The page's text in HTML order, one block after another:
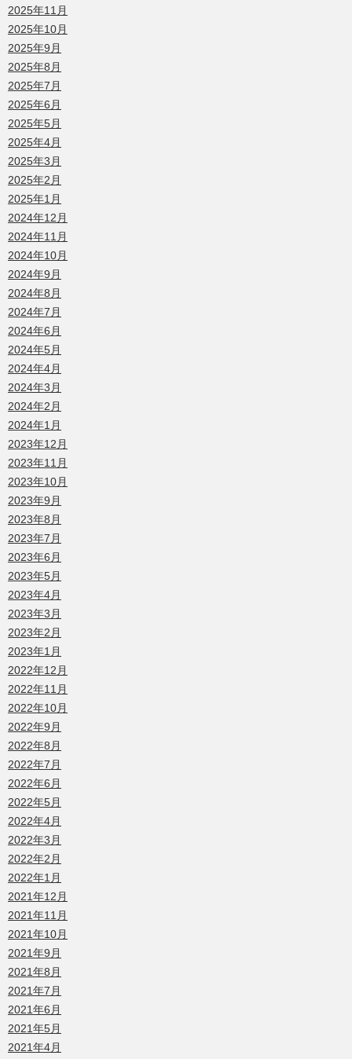
2025年11月
2025年10月
2025年9月
2025年8月
2025年7月
2025年6月
2025年5月
2025年4月
2025年3月
2025年2月
2025年1月
2024年12月
2024年11月
2024年10月
2024年9月
2024年8月
2024年7月
2024年6月
2024年5月
2024年4月
2024年3月
2024年2月
2024年1月
2023年12月
2023年11月
2023年10月
2023年9月
2023年8月
2023年7月
2023年6月
2023年5月
2023年4月
2023年3月
2023年2月
2023年1月
2022年12月
2022年11月
2022年10月
2022年9月
2022年8月
2022年7月
2022年6月
2022年5月
2022年4月
2022年3月
2022年2月
2022年1月
2021年12月
2021年11月
2021年10月
2021年9月
2021年8月
2021年7月
2021年6月
2021年5月
2021年4月